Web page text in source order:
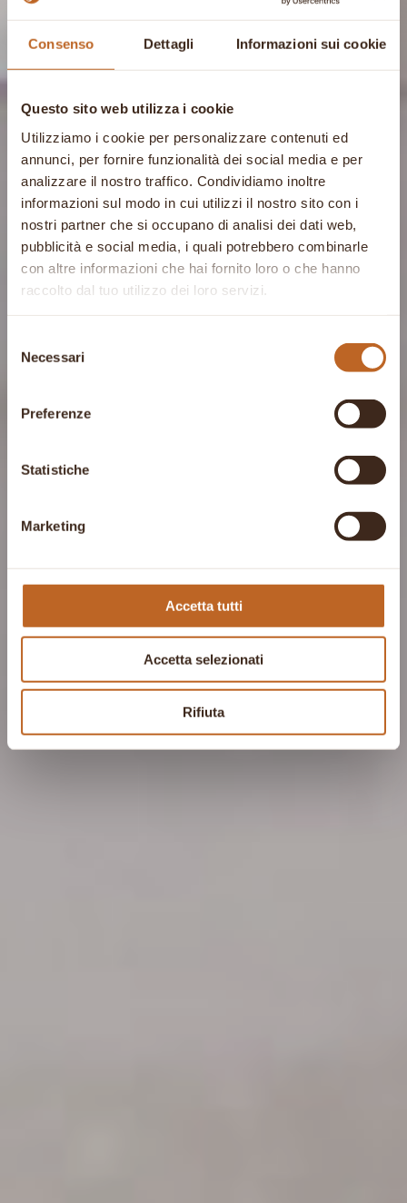
Consenso Dettagli Informazioni sui cookie
Questo sito web utilizza i cookie
Utilizziamo i cookie per personalizzare contenuti ed
annunci, per fornire funzionalità dei social media e per
analizzare il nostro traffico. Condividiamo inoltre
informazioni sul modo in cui utilizzi il nostro sito con i
nostri partner che si occupano di analisi dei dati web,
pubblicità e social media, i quali potrebbero combinarle
con altre informazioni che hai fornito loro o che hanno
raccolto dal tuo utilizzo dei loro servizi.
delNecessari
Preferenze
Statistiche
Marketing
Accetta tutti
Accetta selezionati
Rifiuta